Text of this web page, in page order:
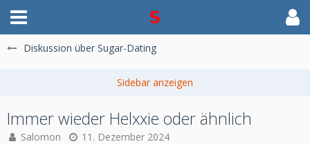
Diskussion über Sugar-Dating
Immer wieder Helxxie oder ähnlich
Salomon 11. Dezember 2024